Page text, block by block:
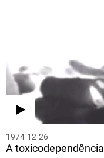
1974-12-26
A toxicodependência